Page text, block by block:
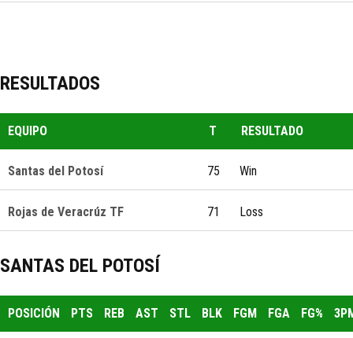
RESULTADOS
EQUIPO T RESULTADO
Santas del Potosí 75 Win
Rojas de Veracrúz TF 71 Loss
SANTAS DEL POTOSÍ
POSICIÓN PTS REB AST STL BLK FGM FGA FG%